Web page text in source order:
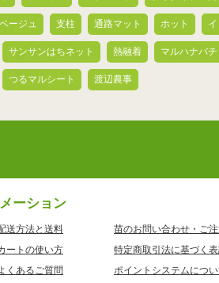
ベージュ 支柱 通路マット ホット
サンサンはちネット 熱融着 マルハナバチ
つるマルシート 渡辺農事
ーション
送方法と送料
ートの使い方
くあるご質問
苗のお問い合わせ・ご
特定商取引法に基づく
ポイントシステムにつ